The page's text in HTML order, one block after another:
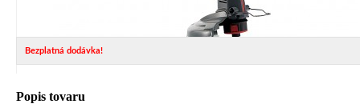
Bezplatná dodávka!
Popis tovaru